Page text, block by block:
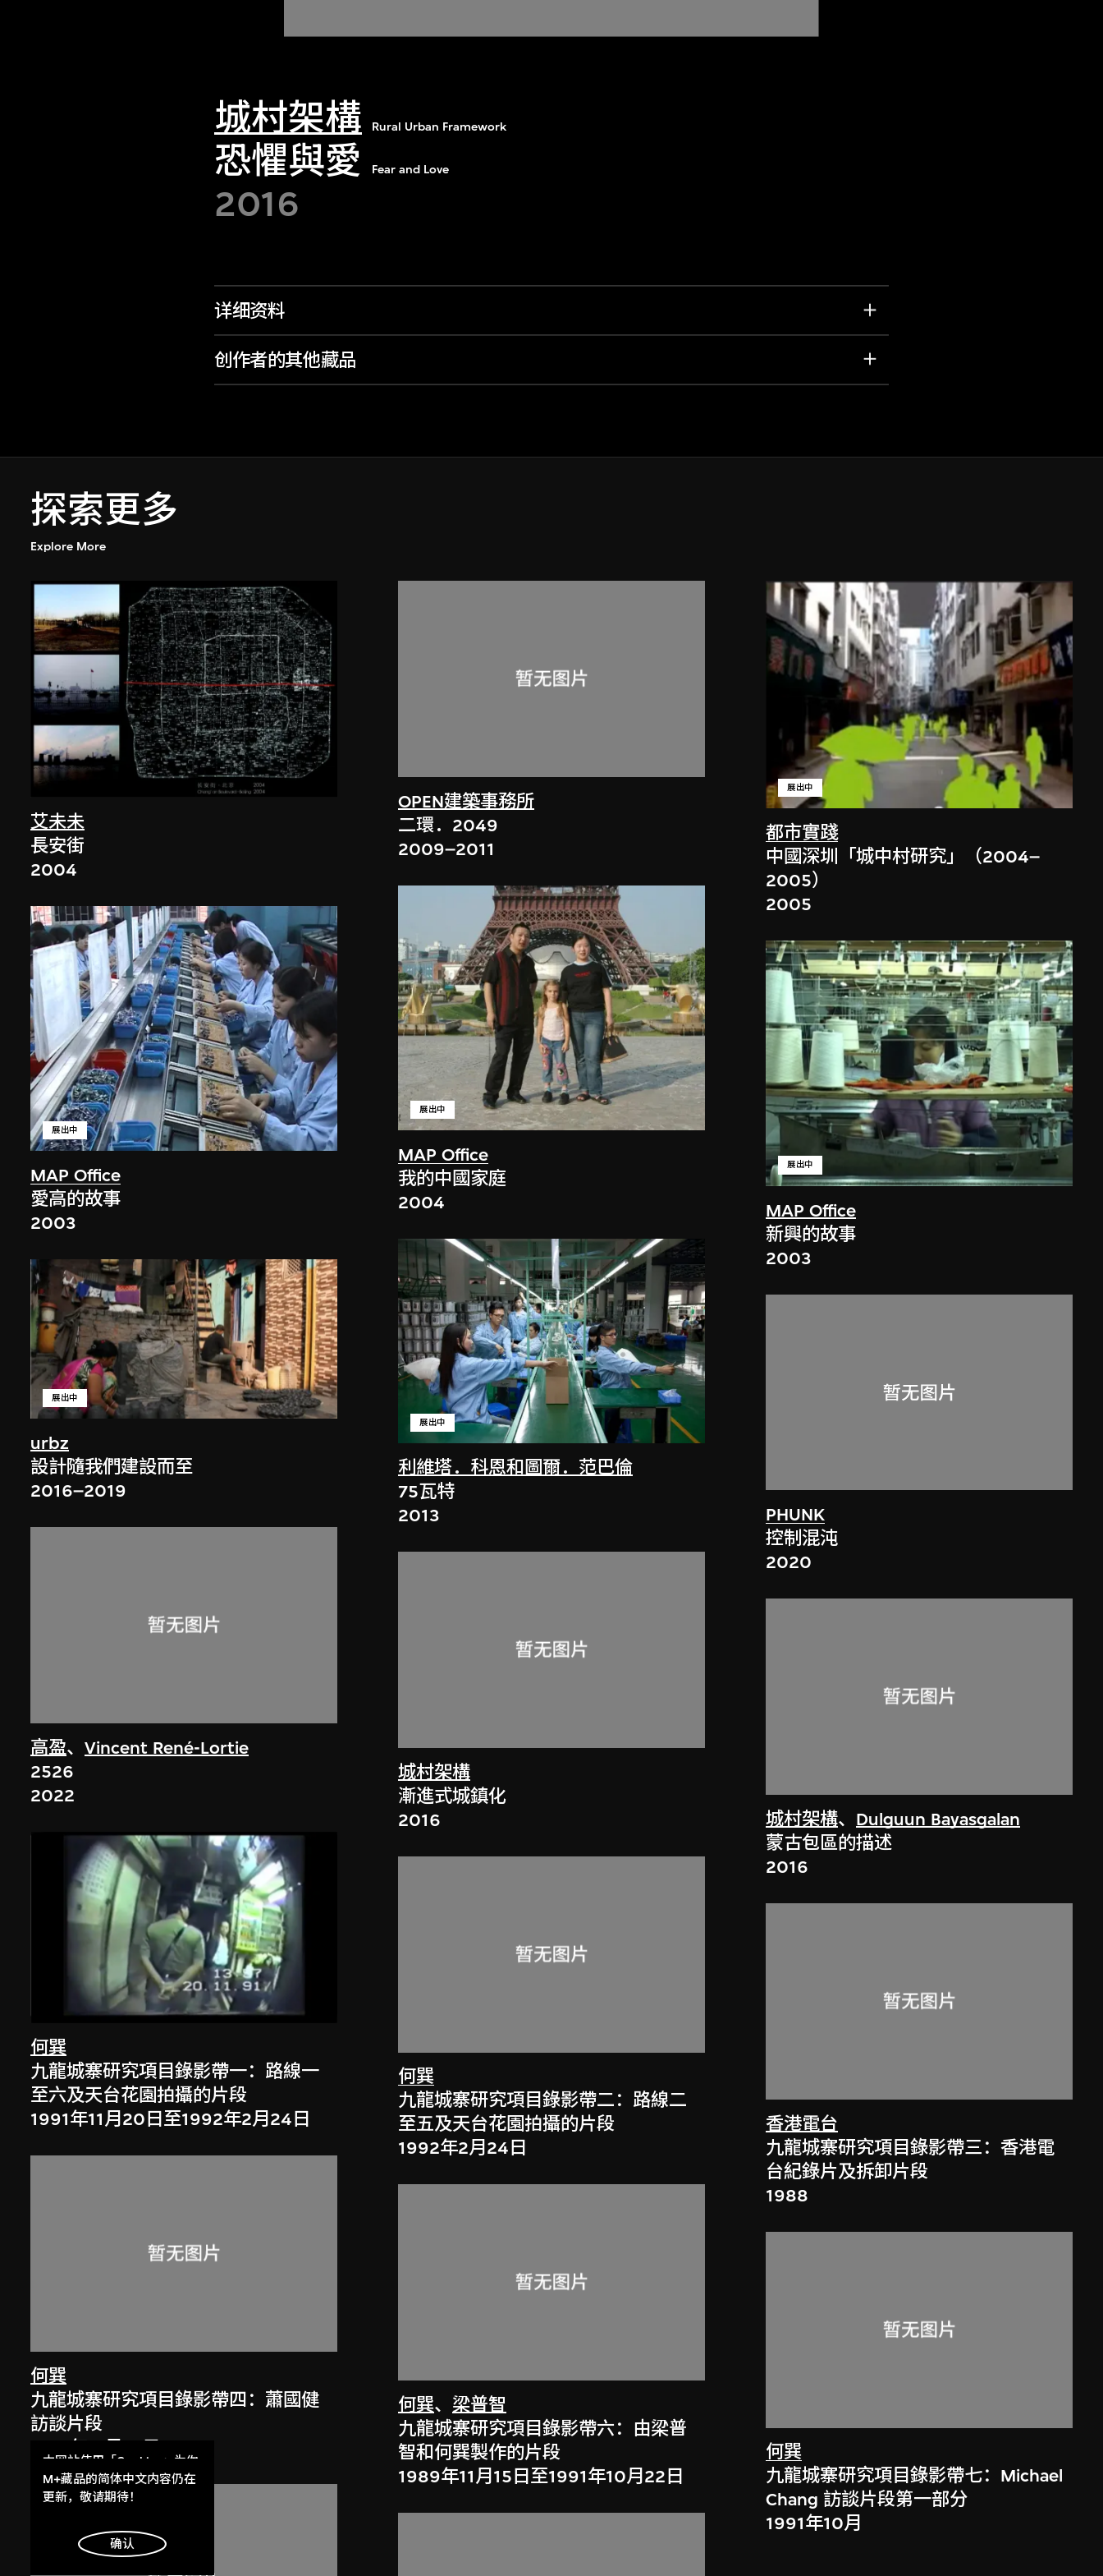
城村架構 Rural Urban Framework
恐懼與愛 Fear and Love
2016
详细资料
创作者的其他藏品
探索更多
Explore More
艾未未
長安街
2004
MAP Office
展出中
愛高的故事
2003
urbz
展出中
設計隨我們建設而至
2016–2019
高盈、Vincent René-Lortie
2526
2022
何巽
九龍城寨研究項目錄影帶一：路線一
至六及天台花園拍攝的片段
1991年11月20日至1992年2月24日
何巽
九龍城寨研究項目錄影帶四：蕭國健
訪談片段
1991年11月19日
OPEN建築事務所
二環．2049
2009–2011
MAP Office
展出中
我的中國家庭
2004
利維塔．科恩和圖爾．范巴倫
展出中
75瓦特
2013
城村架構
漸進式城鎮化
2016
何巽
九龍城寨研究項目錄影帶二：路線二
至五及天台花園拍攝的片段
1992年2月24日
何巽、 梁普智
九龍城寨研究項目錄影帶六：由梁普
智和何巽製作的片段
1989年11月15日至1991年10月22日
都市實踐
展出中
中國深圳「城中村研究」（2004–
2005）
2005
MAP Office
展出中
新興的故事
2003
PHUNK
控制混沌
2020
城村架構、 Dulguun Bayasgalan
蒙古包區的描述
2016
香港電台
九龍城寨研究項目錄影帶三：香港電
台紀錄片及拆卸片段
1988
何巽
九龍城寨研究項目錄影帶七：Michael
Chang 訪談片段第一部分
1991年10月
本网站使用「Cookies」为你
提供最好的网站体验。
了解更多
明白
M+藏品的简体中文内容仍在
更新，敬请期待！
确认